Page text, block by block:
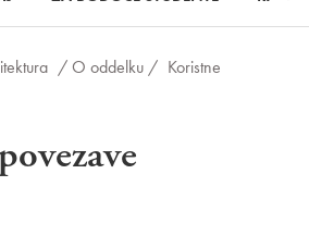
/ O oddelku / Koristne